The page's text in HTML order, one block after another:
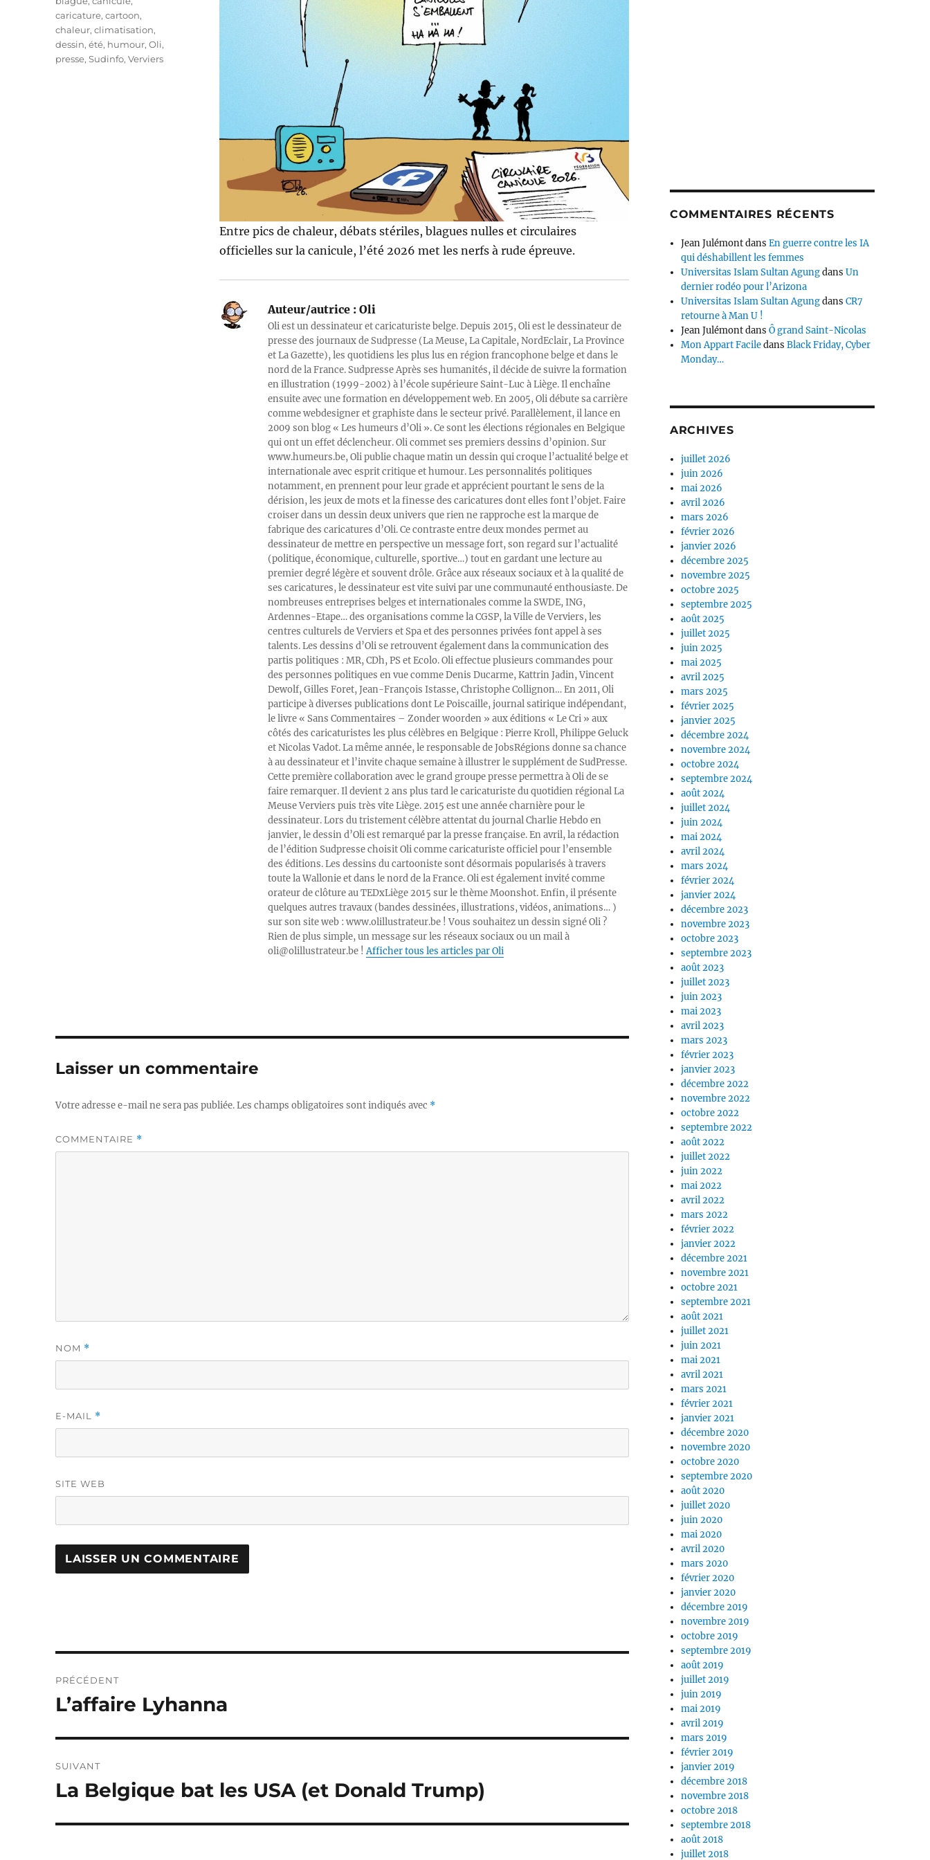
Entre pics de chaleur, débats stériles, blagues nulles et circulaires
officielles sur la canicule, l’été 2026 met les nerfs à rude épreuve.
Auteur/autrice :Oli
Oli est un dessinateur et caricaturiste belge. Depuis 2015, Oli est le dessinateur de
presse des journaux de Sudpresse (La Meuse, La Capitale, NordEclair, La Province
et La Gazette), les quotidiens les plus lus en région francophone belge et dans le
nord de la France. Sudpresse Après ses humanités, il décide de suivre la formation
en illustration (1999-2002) à l’école supérieure Saint-Luc à Liège. Il enchaîne
ensuite avec une formation en développement web. En 2005, Oli débute sa carrière
comme webdesigner et graphiste dans le secteur privé. Parallèlement, il lance en
2009 son blog « Les humeurs d’Oli ». Ce sont les élections régionales en Belgique
qui ont un effet déclencheur. Oli commet ses premiers dessins d’opinion. Sur
www.humeurs.be, Oli publie chaque matin un dessin qui croque l’actualité belge et
internationale avec esprit critique et humour. Les personnalités politiques
notamment, en prennent pour leur grade et apprécient pourtant le sens de la
dérision, les jeux de mots et la finesse des caricatures dont elles font l’objet. Faire
croiser dans un dessin deux univers que rien ne rapproche est la marque de
fabrique des caricatures d’Oli. Ce contraste entre deux mondes permet au
dessinateur de mettre en perspective un message fort, son regard sur l’actualité
(politique, économique, culturelle, sportive…) tout en gardant une lecture au
premier degré légère et souvent drôle. Grâce aux réseaux sociaux et à la qualité de
ses caricatures, le dessinateur est vite suivi par une communauté enthousiaste. De
nombreuses entreprises belges et internationales comme la SWDE, ING,
Ardennes-Etape… des organisations comme la CGSP, la Ville de Verviers, les
centres culturels de Verviers et Spa et des personnes privées font appel à ses
talents. Les dessins d’Oli se retrouvent également dans la communication des
partis politiques : MR, CDh, PS et Ecolo. Oli effectue plusieurs commandes pour
des personnes politiques en vue comme Denis Ducarme, Kattrin Jadin, Vincent
Dewolf, Gilles Foret, Jean-François Istasse, Christophe Collignon… En 2011, Oli
participe à diverses publications dont Le Poiscaille, journal satirique indépendant,
le livre « Sans Commentaires – Zonder woorden » aux éditions « Le Cri » aux
côtés des caricaturistes les plus célèbres en Belgique : Pierre Kroll, Philippe Geluck
et Nicolas Vadot. La même année, le responsable de JobsRégions donne sa chance
à au dessinateur et l’invite chaque semaine à illustrer le supplément de SudPresse.
Cette première collaboration avec le grand groupe presse permettra à Oli de se
faire remarquer. Il devient 2 ans plus tard le caricaturiste du quotidien régional La
Meuse Verviers puis très vite Liège. 2015 est une année charnière pour le
dessinateur. Lors du tristement célèbre attentat du journal Charlie Hebdo en
janvier, le dessin d’Oli est remarqué par la presse française. En avril, la rédaction
de l’édition Sudpresse choisit Oli comme caricaturiste officiel pour l’ensemble
des éditions. Les dessins du cartooniste sont désormais popularisés à travers
toute la Wallonie et dans le nord de la France. Oli est également invité comme
orateur de clôture au TEDxLiège 2015 sur le thème Moonshot. Enfin, il présente
quelques autres travaux (bandes dessinées, illustrations, vidéos, animations… )
sur son site web : www.olillustrateur.be ! Vous souhaitez un dessin signé Oli ?
Rien de plus simple, un message sur les réseaux sociaux ou un mail à
oli@olillustrateur.be !Afficher tous les articles par Oli
caricature,cartoon,
chaleur,climatisation,
dessin,été, humour,Oli,
presse,Sudinfo,Verviers
Laisser un commentaire
Votre adresse e-mail ne sera pas publiée.Les champs obligatoires sont indiqués avec *
COMMENTAIRE *
NOM *
E-MAIL *
SITE WEB
de
PRÉCÉDENT
Publication
L’affaire Lyhanna
SUIVANT
Publication
La Belgique bat les USA (et Donald Trump)
COMMENTAIRES RÉCENTS
Jean JulémontdansEn guerre contre les IA
qui déshabillent les femmes
Universitas Islam Sultan AgungdansUn
dernier rodéo pour l’Arizona
Universitas Islam Sultan AgungdansCR7
retourne à Man U !
Jean JulémontdansÔ grand Saint-Nicolas
Mon Appart FaciledansBlack Friday, Cyber
Monday…
ARCHIVES
juillet 2026
juin 2026
mai 2026
avril 2026
mars 2026
février 2026
janvier 2026
décembre 2025
novembre 2025
octobre 2025
septembre 2025
août 2025
juillet 2025
juin 2025
mai 2025
avril 2025
mars 2025
février 2025
janvier 2025
décembre 2024
novembre 2024
octobre 2024
septembre 2024
août 2024
juillet 2024
juin 2024
mai 2024
avril 2024
mars 2024
février 2024
janvier 2024
décembre 2023
novembre 2023
octobre 2023
septembre 2023
août 2023
juillet 2023
juin 2023
mai 2023
avril 2023
mars 2023
février 2023
janvier 2023
décembre 2022
novembre 2022
octobre 2022
septembre 2022
août 2022
juillet 2022
juin 2022
mai 2022
avril 2022
mars 2022
février 2022
janvier 2022
décembre 2021
novembre 2021
octobre 2021
septembre 2021
août 2021
juillet 2021
juin 2021
mai 2021
avril 2021
mars 2021
février 2021
janvier 2021
décembre 2020
novembre 2020
octobre 2020
septembre 2020
août 2020
juillet 2020
juin 2020
mai 2020
avril 2020
mars 2020
février 2020
janvier 2020
décembre 2019
novembre 2019
octobre 2019
septembre 2019
août 2019
juillet 2019
juin 2019
mai 2019
avril 2019
mars 2019
février 2019
janvier 2019
décembre 2018
novembre 2018
octobre 2018
septembre 2018
août 2018
juillet 2018